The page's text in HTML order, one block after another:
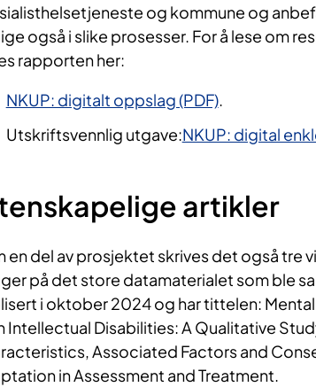
og kommune og
også i slike prosesser. For å lese om
rapporten her:
NKUP: digitalt oppslag (PDF).
Utskriftsvennlig utgave:NKUP: digital
artikler
en del av prosjektet skrives det også tre
på det store datamaterialet som ble
i oktober 2024 og har tittelen:
Intellectual Disabilities: A Qualitative
Associated Factors and
in Assessment and Treatment.